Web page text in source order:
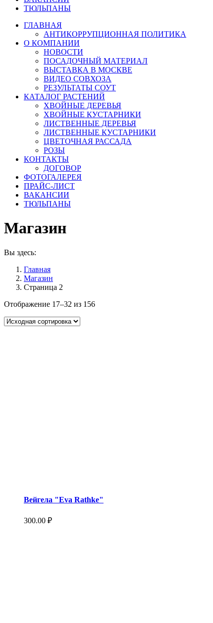
ТЮЛЬПАНЫ
ГЛАВНАЯ
АНТИКОРРУПЦИОННАЯ ПОЛИТИКА
О КОМПАНИИ
НОВОСТИ
ПОСАДОЧНЫЙ МАТЕРИАЛ
ВЫСТАВКА В МОСКВЕ
ВИДЕО СОВХОЗА
РЕЗУЛЬТАТЫ СОУТ
КАТАЛОГ РАСТЕНИЙ
ХВОЙНЫЕ ДЕРЕВЬЯ
ХВОЙНЫЕ КУСТАРНИКИ
ЛИСТВЕННЫЕ ДЕРЕВЬЯ
ЛИСТВЕННЫЕ КУСТАРНИКИ
ЦВЕТОЧНАЯ РАССАДА
РОЗЫ
КОНТАКТЫ
ДОГОВОР
ФОТОГАЛЕРЕЯ
ПРАЙС-ЛИСТ
ВАКАНСИИ
ТЮЛЬПАНЫ
Магазин
Вы здесь:
Главная
Магазин
Страница 2
Отображение 17–32 из 156
Вейгела "Eva Rathke"
300.00 ₽